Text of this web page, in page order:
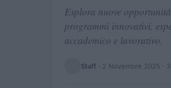
Esplora nuove
programmi innovativi,
accademico e lavorativo.
Staff · 2 Novembre 2025 ·